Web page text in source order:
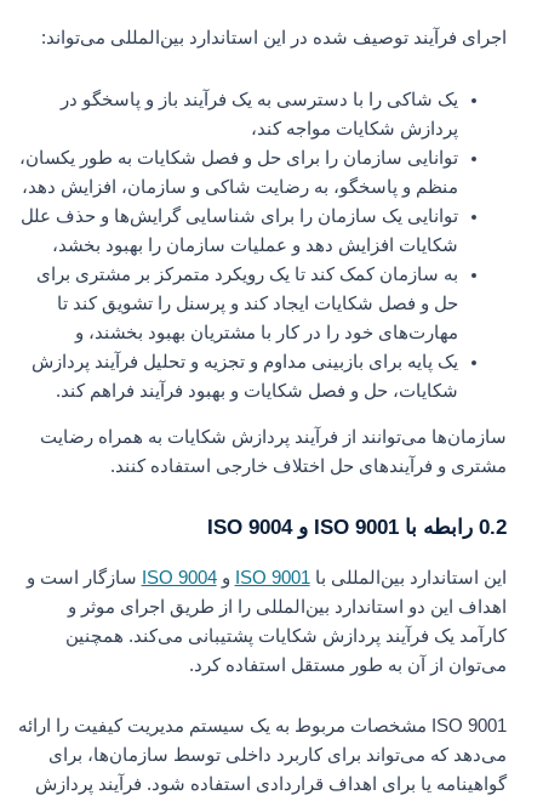
اجرای فرآیند توصیف شده در این استاندارد بین‌المللی می‌تواند:
یک شاکی را با دسترسی به یک فرآیند باز و پاسخگو در
پردازش شکایات مواجه کند،
توانایی سازمان را برای حل و فصل شکایات به طور یکسان،
منظم و پاسخگو، به رضایت شاکی و سازمان، افزایش دهد،
توانایی یک سازمان را برای شناسایی گرایش‌ها و حذف علل
شکایات افزایش دهد و عملیات سازمان را بهبود بخشد،
به سازمان کمک کند تا یک رویکرد متمرکز بر مشتری برای
حل و فصل شکایات ایجاد کند و پرسنل را تشویق کند تا
مهارت‌های خود را در کار با مشتریان بهبود بخشند، و
یک پایه برای بازبینی مداوم و تجزیه و تحلیل فرآیند پردازش
شکایات، حل و فصل شکایات و بهبود فرآیند فراهم کند.
سازمان‌ها می‌توانند از فرآیند پردازش شکایات به همراه رضایت
مشتری و فرآیندهای حل اختلاف خارجی استفاده کنند.
0.2 رابطه با ISO 9001 و ISO 9004
این استاندارد بین‌المللی باISO 9001وISO 9004سازگار است و
اهداف این دو استاندارد بین‌المللی را از طریق اجرای موثر و
کارآمد یک فرآیند پردازش شکایات پشتیبانی می‌کند. همچنین
می‌توان از آن به طور مستقل استفاده کرد.
ISO 9001 مشخصات مربوط به یک سیستم مدیریت کیفیت را ارائه
می‌دهد که می‌تواند برای کاربرد داخلی توسط سازمان‌ها، برای
گواهینامه یا برای اهداف قراردادی استفاده شود. فرآیند پردازش